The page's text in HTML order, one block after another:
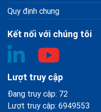
Quy định chung
Kết nối với chúng tôi
Lượt truy cập
Đang truy cập: 72
Lượt truy cập: 6949553